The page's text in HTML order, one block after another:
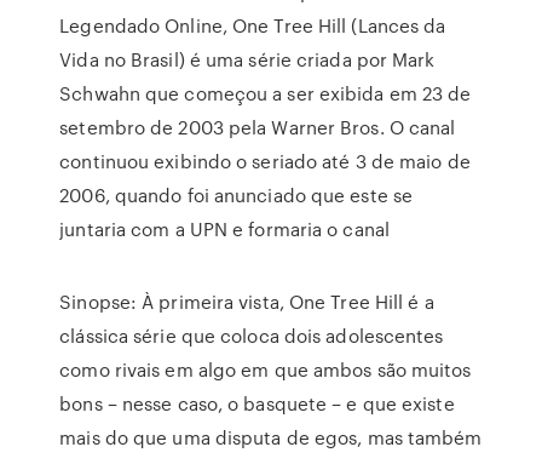
Legendado Online, One Tree Hill (Lances da
Vida no Brasil) é uma série criada por Mark
Schwahn que começou a ser exibida em 23 de
setembro de 2003 pela Warner Bros. O canal
continuou exibindo o seriado até 3 de maio de
2006, quando foi anunciado que este se
juntaria com a UPN e formaria o canal
Sinopse: À primeira vista, One Tree Hill é a
clássica série que coloca dois adolescentes
como rivais em algo em que ambos são muitos
bons – nesse caso, o basquete – e que existe
mais do que uma disputa de egos, mas também